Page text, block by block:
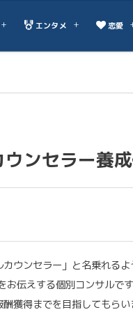
エンタメ 恋愛
ンセラー養
ウンセラー」と名乗れる
お伝えする個別コンサルで
酬獲得までを目指してもら